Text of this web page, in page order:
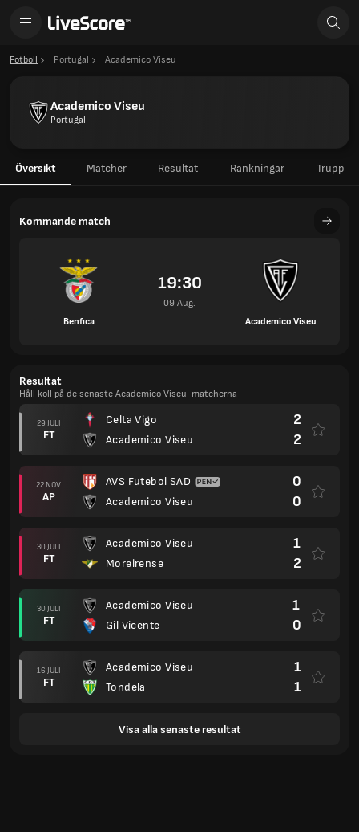
Fotboll Portugal Academico Viseu
Academico Viseu
Portugal
Översikt Matcher Resultat Rankningar Trupp
Kommande match
Benfica
19:30
09 Aug.
Academico Viseu
Resultat
Håll koll på de senaste Academico Viseu-matcherna
29 JULI
FT
Celta Vigo
Academico Viseu
2
2
22 NOV.
AP
AVS Futebol SAD
Academico Viseu
0
0
30 JULI
FT
Academico Viseu
Moreirense
1
2
30 JULI
FT
Academico Viseu
Gil Vicente
1
0
16 JULI
FT
Academico Viseu
Tondela
1
1
Visa alla senaste resultat